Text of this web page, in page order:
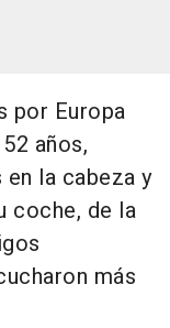
por Europa
años,
la cabeza y
coche, de la
más